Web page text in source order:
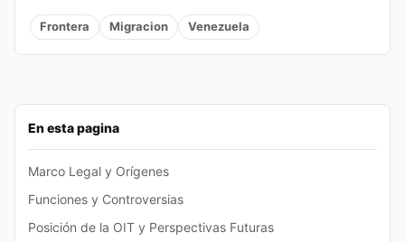
En esta pagina
Marco Legal y Orígenes
Funciones y Controversias
Posición de la OIT y Perspectivas Futuras
Frontera Migracion Venezuela